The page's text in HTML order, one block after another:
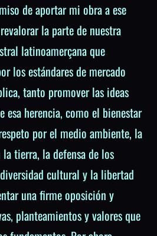
de aportar mi obra a ese
la parte de nuestra
latinoamerçana que
los estándares de mercado
tanto promover las ideas
esa herencia, como el bienestar
por el medio ambiente, la
tierra, la defensa de los
cultural y la libertad
una firme oposición y
planteamientos y valores que